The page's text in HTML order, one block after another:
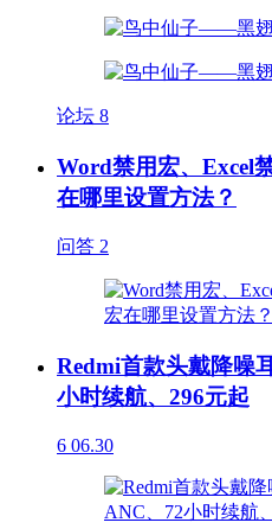
论坛 8
Word禁用宏、Excel
在哪里设置方法？
问答 2
Redmi首款头戴降噪
小时续航、296元起
6 06.30